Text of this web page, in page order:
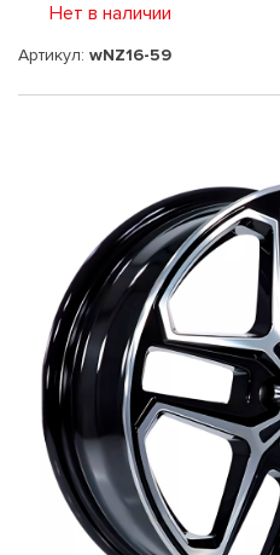
Нет в наличии
Артикул: wNZ16-59